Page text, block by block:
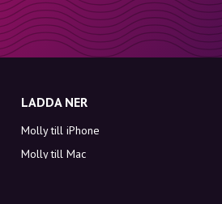
LADDA NER
Molly till iPhone
Molly till Mac